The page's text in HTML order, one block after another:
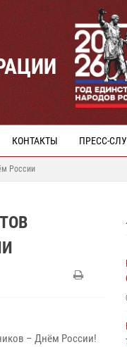
КОНТАКТЫ ПРЕСС-
России
– Днём России!